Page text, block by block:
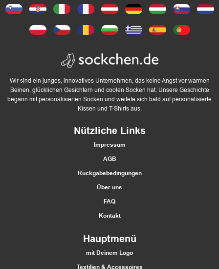
Wir sind ein junges, innovatives Unternehmen, das keine Angst vor warmen
Beinen, glücklichen Gesichtern und coolen Socken hat. Unsere Geschichte
begann mit personalisierten Socken und weitete sich bald auf personalisierte
Kissen und T-Shirts aus.
Nützliche Links
Impressum
AGB
Rückgabebedingungen
Über uns
FAQ
Kontakt
Hauptmenü
mit Deinem Logo
Textilien & Accessoires